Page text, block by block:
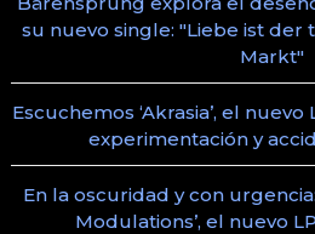
su nuevo single: "Liebe ist der
Markt"
Escuchemos ‘Akrasia’, el
experimentación y
En la oscuridad y con
Modulations’, el nuevo